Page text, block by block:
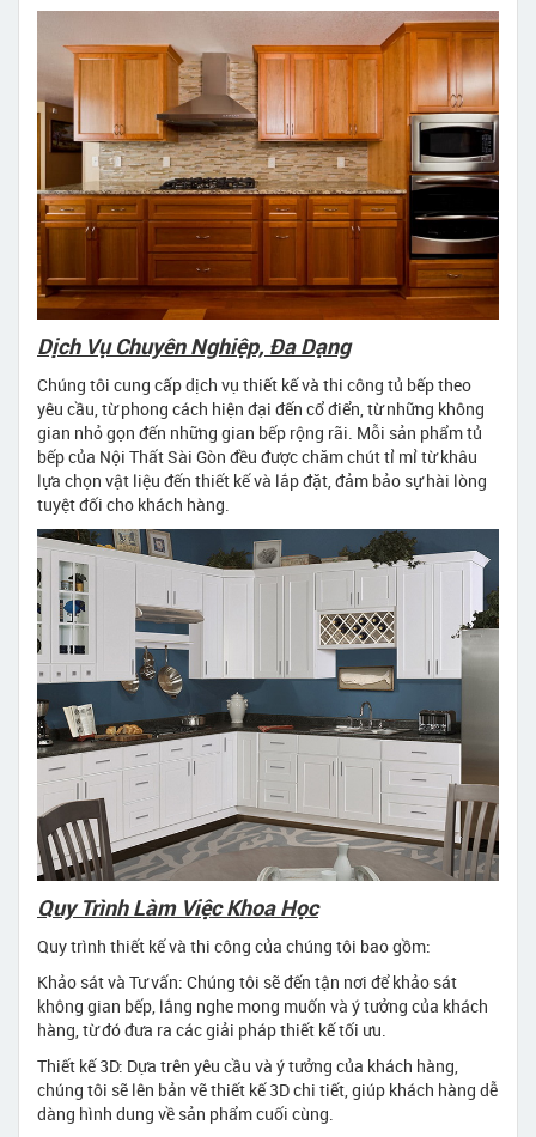
Dịch Vụ Chuyên Nghiệp, Đa Dạng
Chúng tôi cung cấp dịch vụ thiết kế và thi công tủ bếp theo
yêu cầu, từ phong cách hiện đại đến cổ điển, từ những không
gian nhỏ gọn đến những gian bếp rộng rãi. Mỗi sản phẩm tủ
bếp của Nội Thất Sài Gòn đều được chăm chút tỉ mỉ từ khâu
lựa chọn vật liệu đến thiết kế và lắp đặt, đảm bảo sự hài lòng
tuyệt đối cho khách hàng.
Quy Trình Làm Việc Khoa Học
Quy trình thiết kế và thi công của chúng tôi bao gồm:
Khảo sát và Tư vấn: Chúng tôi sẽ đến tận nơi để khảo sát
không gian bếp, lắng nghe mong muốn và ý tưởng của khách
hàng, từ đó đưa ra các giải pháp thiết kế tối ưu.
Thiết kế 3D: Dựa trên yêu cầu và ý tưởng của khách hàng,
chúng tôi sẽ lên bản vẽ thiết kế 3D chi tiết, giúp khách hàng dễ
dàng hình dung về sản phẩm cuối cùng.